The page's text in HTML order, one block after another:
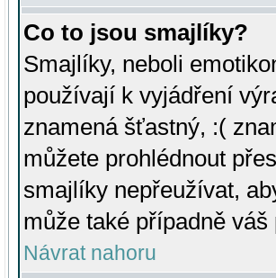
Co to jsou smajlíky?
Smajlíky, neboli
používají k vyjádření
znamená šťastný, :(
můžete prohlédnout
smajlíky nepřeužívat,
může také případně
Návrat nahoru